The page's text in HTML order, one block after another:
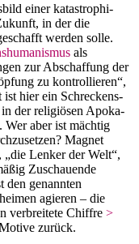
einer katastro­phi­
in der die
werden solle.
als
zur Abschaffung der
zu kontrol­lieren“,
ist hier ein Schre­ckens­
in der religiösen Apoka­
aber ist mächtig
Magnet
„die Lenker der Welt“,
Zuschauende
den genannten
agieren – die
verbreitete Chiffre >
zurück.